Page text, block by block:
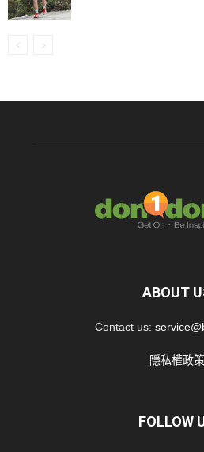
ABOUT
Contact us:
隱私權政策
FOLLOW